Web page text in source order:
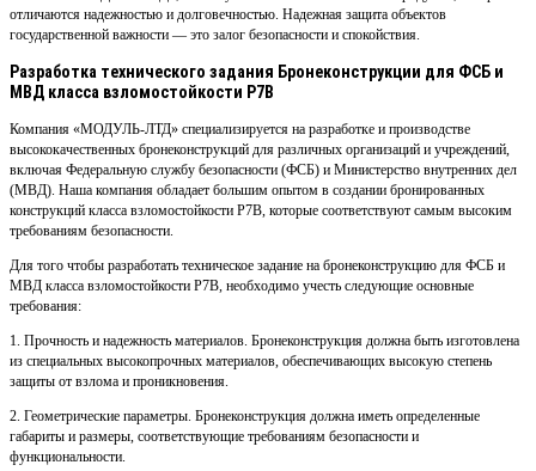
отличаются надежностью и долговечностью. Надежная защита объектов
государственной важности — это залог безопасности и спокойствия.
Разработка технического задания Бронеконструкции для ФСБ и
МВД класса взломостойкости Р7В
Компания «МОДУЛЬ-ЛТД» специализируется на разработке и производстве
высококачественных бронеконструкций для различных организаций и учреждений,
включая Федеральную службу безопасности (ФСБ) и Министерство внутренних дел
(МВД). Наша компания обладает большим опытом в создании бронированных
конструкций класса взломостойкости Р7В, которые соответствуют самым высоким
требованиям безопасности.
Для того чтобы разработать техническое задание на бронеконструкцию для ФСБ и
МВД класса взломостойкости Р7В, необходимо учесть следующие основные
требования:
1. Прочность и надежность материалов. Бронеконструкция должна быть изготовлена
из специальных высокопрочных материалов, обеспечивающих высокую степень
защиты от взлома и проникновения.
2. Геометрические параметры. Бронеконструкция должна иметь определенные
габариты и размеры, соответствующие требованиям безопасности и
функциональности.